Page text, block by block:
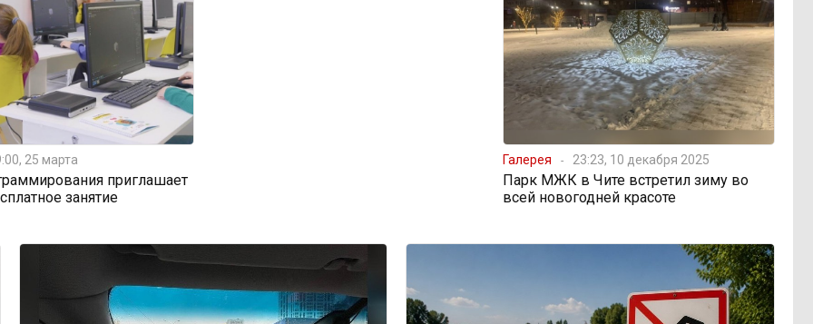
25 марта
приглашает
занятие
Галерея 23:23, 10 декабря 2025
Парк МЖК в Чите встретил зиму во
всей новогодней красоте